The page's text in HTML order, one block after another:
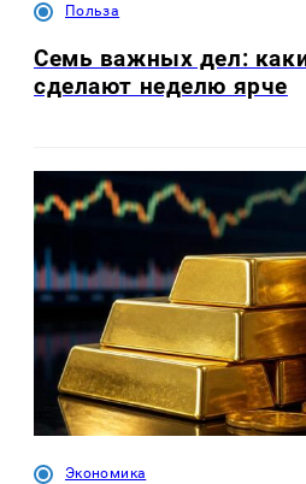
Польза
Семь важных дел:
сделают неделю ярче
Экономика